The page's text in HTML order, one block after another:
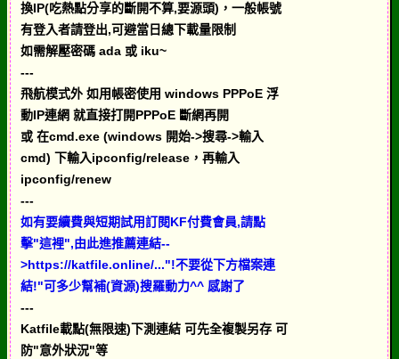
換IP(吃熱點分享的斷開不算,要源頭)，一般帳號
有登入者請登出,可避當日總下載量限制
如需解壓密碼 ada 或 iku~
---
飛航模式外 如用帳密使用 windows PPPoE 浮
動IP連網 就直接打開PPPoE 斷網再開
或 在cmd.exe (windows 開始->搜尋->輸入
cmd) 下輸入ipconfig/release，再輸入
ipconfig/renew
---
如有要續費與短期試用訂閱KF付費會員,請點
擊"這裡",由此進推薦連結--
>https://katfile.online/..."!不要從下方檔案連
結!"可多少幫補(資源)搜羅動力^^ 感謝了
---
Katfile載點(無限速)下測連結 可先全複製另存 可
防"意外狀況"等